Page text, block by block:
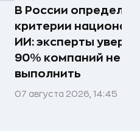
В России
критерии
ИИ: эксперты
90% компаний не
выполнить
07 августа 2026, 14:45